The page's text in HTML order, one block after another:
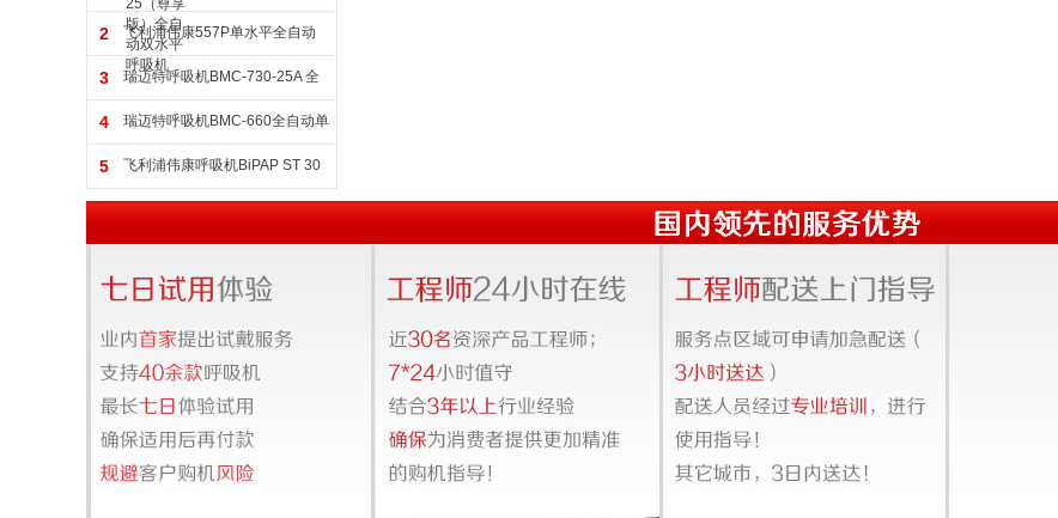
2
飞利浦伟康557P单水平全自动
呼吸机
3
瑞迈特呼吸机BMC-730-25A 全
4
瑞迈特呼吸机BMC-660全自动单
5
飞利浦伟康呼吸机BiPAP ST 30